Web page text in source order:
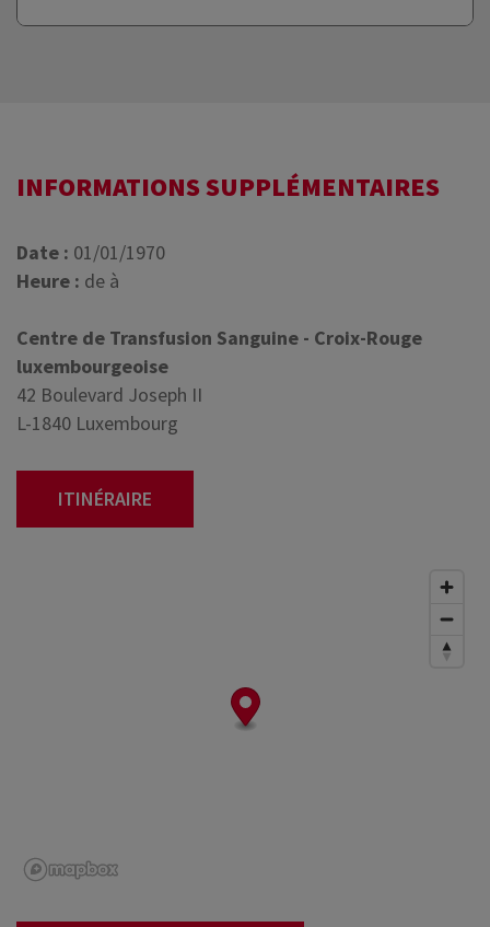
INFORMATIONS SUPPLÉMENTAIRES
Date : 01/01/1970
Heure : de à
Centre de Transfusion Sanguine - Croix-Rouge
luxembourgeoise
42 Boulevard Joseph II
L-1840 Luxembourg
ITINÉRAIRE